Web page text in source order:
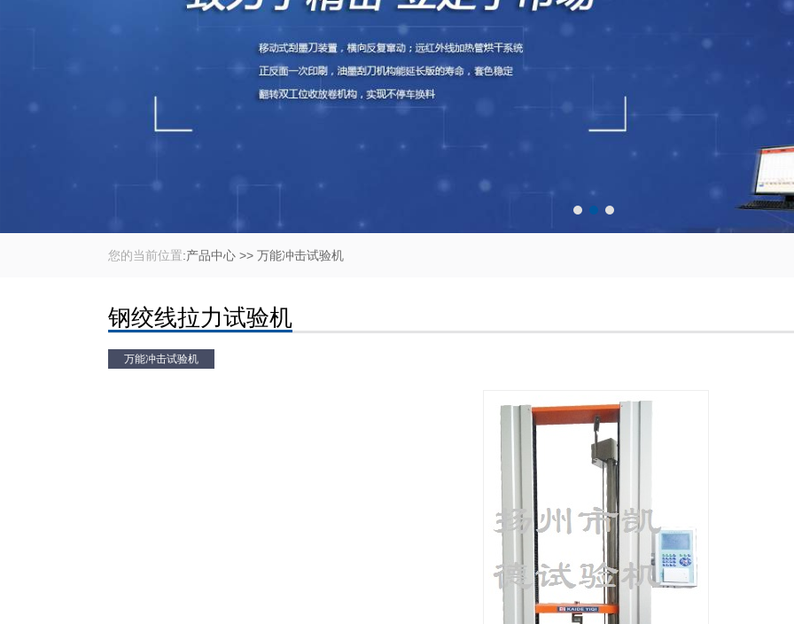
您的当前位置:产品中心 >> 万能冲击试验机
钢绞线拉力试验机
万能冲击试验机